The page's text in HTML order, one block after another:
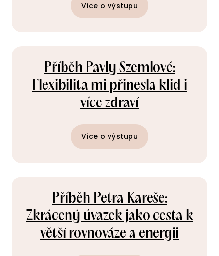
Více o výstupu
Příběh Pavly Szemlové:
Flexibilita mi přinesla klid i
více zdraví
Více o výstupu
Příběh Petra Kareše:
Zkrácený úvazek jako cesta k
větší rovnováze a energii